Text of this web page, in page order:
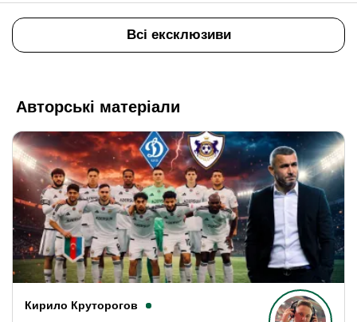
Всі ексклюзиви
Авторські матеріали
Кирило Круторогов